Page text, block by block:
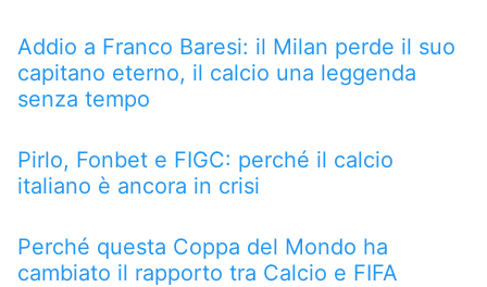
Addio a Franco Baresi: il Milan perde il suo
capitano eterno, il calcio una leggenda
senza tempo
Pirlo, Fonbet e FIGC: perché il calcio
italiano è ancora in crisi
Perché questa Coppa del Mondo ha
cambiato il rapporto tra Calcio e FIFA